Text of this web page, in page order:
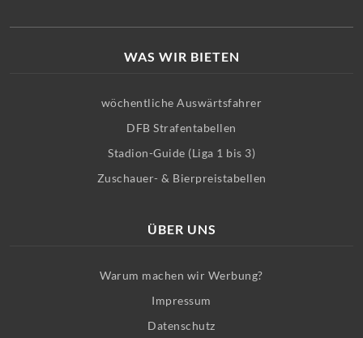
WAS WIR BIETEN
wöchentliche Auswärtsfahrer
DFB Strafentabellen
Stadion-Guide (Liga 1 bis 3)
Zuschauer- & Bierpreistabellen
ÜBER UNS
Warum machen wir Werbung?
Impressum
Datenschutz